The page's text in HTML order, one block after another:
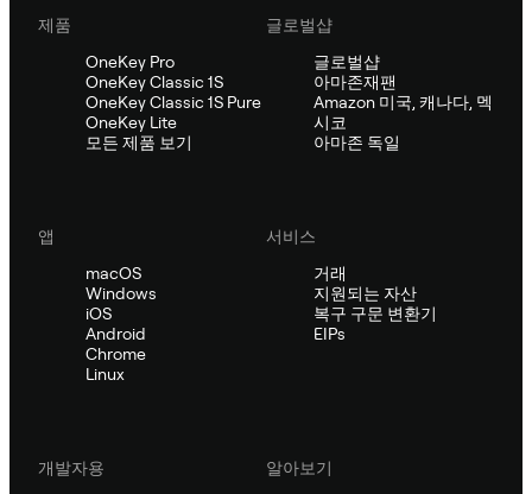
제품
OneKey Pro
OneKey Classic 1S
OneKey Classic 1S Pure
OneKey Lite
모든 제품 보기
글로벌샵
글로벌샵
아마존재팬
Amazon 미국, 캐나다, 멕
시코
아마존 독일
앱
macOS
Windows
iOS
Android
Chrome
Linux
서비스
거래
지원되는 자산
복구 구문 변환기
EIPs
개발자용
알아보기